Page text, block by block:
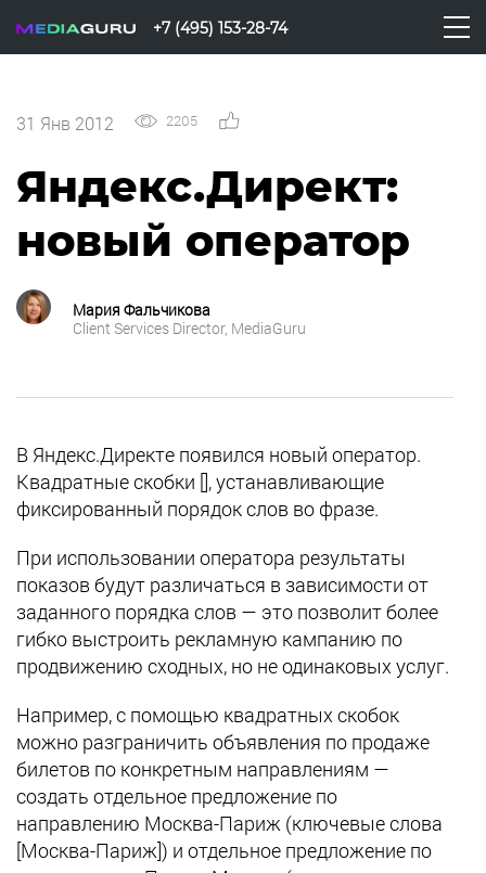
+7 (495) 153-28-74
31 Янв 2012 2205
Яндекс.Директ:
новый оператор
Мария Фальчикова
Client Services Director, MediaGuru
В Яндекс.Директе появился новый оператор.
Квадратные скобки [], устанавливающие
фиксированный порядок слов во фразе.
При использовании оператора результаты
показов будут различаться в зависимости от
заданного порядка слов — это позволит более
гибко выстроить рекламную кампанию по
продвижению сходных, но не одинаковых услуг.
Например, с помощью квадратных скобок
можно разграничить объявления по продаже
билетов по конкретным направлениям —
создать отдельное предложение по
направлению Москва-Париж (ключевые слова
[Москва-Париж]) и отдельное предложение по